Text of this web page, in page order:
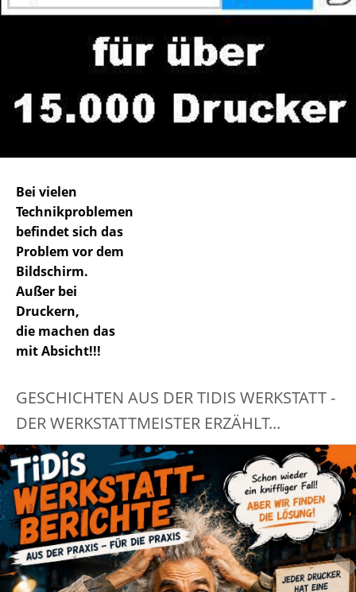
Bei vielen
Technikproblemen
befindet sich das
Problem vor dem
Bildschirm.
Außer bei
Druckern,
die machen das
mit Absicht!!!
GESCHICHTEN AUS DER TIDIS WERKSTATT -
DER WERKSTATTMEISTER ERZÄHLT...